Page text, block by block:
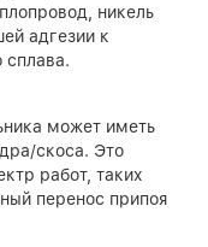
никель
адгезии к
сплава.
может иметь
скоса. Это
работ, таких
перенос припоя